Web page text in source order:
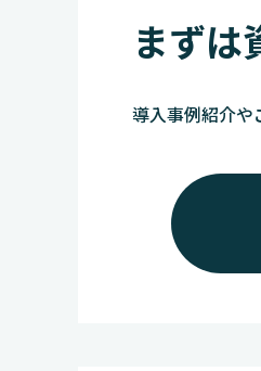
まずは
導入事例紹介や